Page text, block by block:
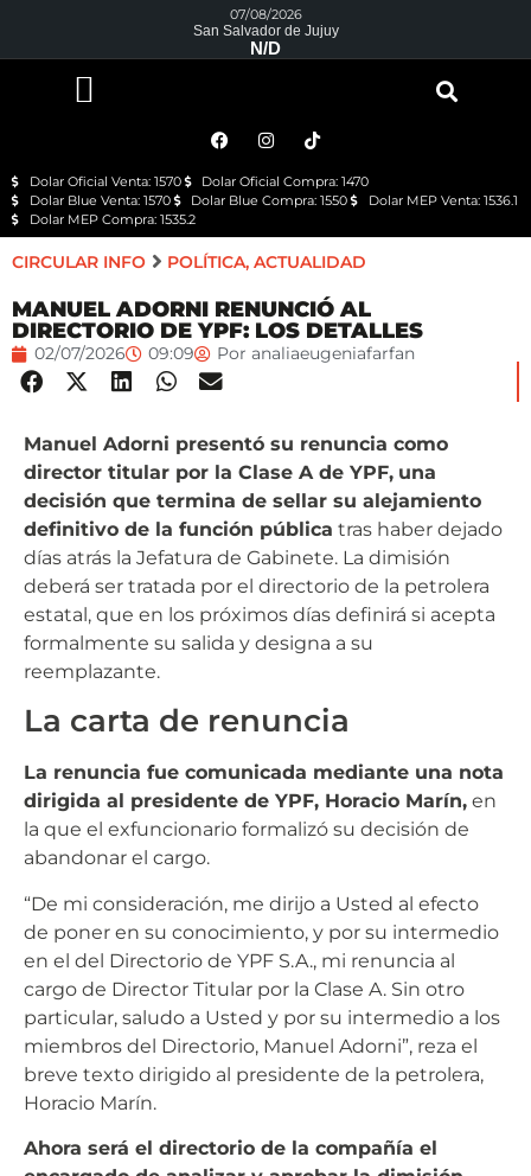
07/08/2026
San Salvador de Jujuy
N/D
Dolar Oficial Venta: 1570
Dolar Oficial Compra: 1470
Dolar Blue Venta: 1570
Dolar Blue Compra: 1550
Dolar MEP Venta: 1536.1
Dolar MEP Compra: 1535.2
CIRCULAR INFO POLÍTICA, ACTUALIDAD
MANUEL ADORNI RENUNCIÓ AL
DIRECTORIO DE YPF: LOS DETALLES
02/07/2026 09:09 Por analiaeugeniafarfan
Manuel Adorni presentó su renuncia como
director titular por la Clase A de YPF, una
decisión que termina de sellar su alejamiento
definitivo de la función pública tras haber dejado
días atrás la Jefatura de Gabinete. La dimisión
deberá ser tratada por el directorio de la petrolera
estatal, que en los próximos días definirá si acepta
formalmente su salida y designa a su
reemplazante.
La carta de renuncia
La renuncia fue comunicada mediante una nota
dirigida al presidente de YPF, Horacio Marín, en
la que el exfuncionario formalizó su decisión de
abandonar el cargo.
“De mi consideración, me dirijo a Usted al efecto
de poner en su conocimiento, y por su intermedio
en el del Directorio de YPF S.A., mi renuncia al
cargo de Director Titular por la Clase A. Sin otro
particular, saludo a Usted y por su intermedio a los
miembros del Directorio, Manuel Adorni”, reza el
breve texto dirigido al presidente de la petrolera,
Horacio Marín.
Ahora será el directorio de la compañía el